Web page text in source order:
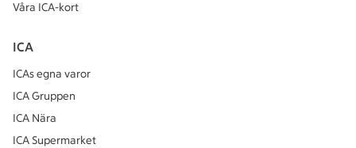
Våra ICA-kort
ICA
ICAs egna varor
ICA Gruppen
ICA Nära
ICA Supermarket